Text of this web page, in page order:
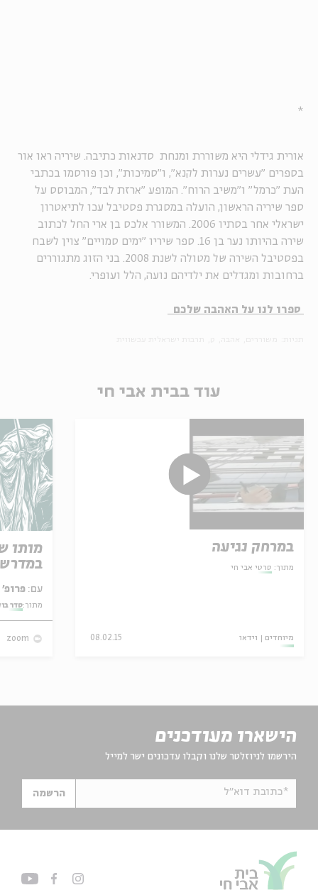
*
אורית גידלי היא משוררת ומנחת סדנאות כתיבה. שיריה ראו אור
בספרים "עשרים נערות לקנא", ו"סמיכות", וכן פורסמו בכתבי
העת "כרמל" ו"משיב הרוח". המופע "ארזת לבד", המבוסס על
ספר שיריה הראשון, הועלה במסגרת פסטיבל עכו לתיאטרון
ישראלי אחר בסתיו 2006. המשורר אלכס בן ארי החל לכתוב
שירה בהיותו נער בן 16. ספר שיריו "ימים סמויים" צוין לשבח
בפסטיבל השירה של מטולה לשנת 2008. בני הזוג מתגוררים
ברחובות ומגדלים את ילדיהם נועה, הלל ועופרי.
ספרו לנו על האהבה שלכם
עוד בבית אבי חי
במרחק נגיעה
מתוך: סרטי אבי חי
מיוחדים וידאו 08.02.15
מותו
עם: פרופ' אביגדור שנאן
מתוך:סדר
zoom
הישארו מעודכנים
הירשמו לניוזלטר שלנו וקבלו עדכונים ישר למייל
*כתובת דוא"ל הרשמה